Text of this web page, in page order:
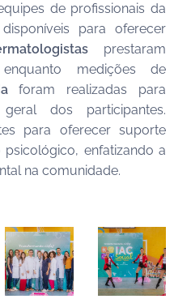
de profissionais da
para oferecer
prestaram
medições de
foram realizadas para
dos participantes.
para oferecer suporte
enfatizando a
na comunidade.